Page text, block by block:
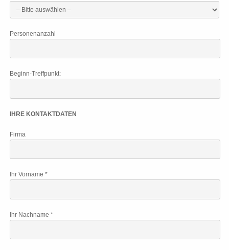
Personenanzahl
Beginn-Treffpunkt:
IHRE KONTAKTDATEN
Firma
Ihr Vorname *
Ihr Nachname *